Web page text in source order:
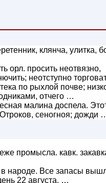
клянча, улитка,
орл. просить неотвязно,
неотступно
по рыхлой почве;
отчего …
малина доспела.
сеногноя; дожди
промысла. кавк.
Все запасы
22 августа. …